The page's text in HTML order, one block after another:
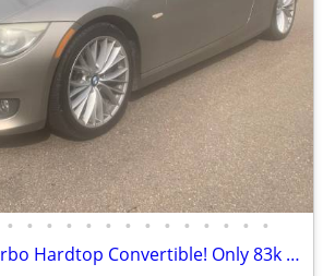
• • • • • • • • • • • • • •
2011 BMW 335i Turbo Hardtop Convertible! Only 83k Miles! Runs Perfect!